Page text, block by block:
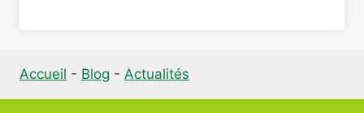
Accueil - Blog - Actualités